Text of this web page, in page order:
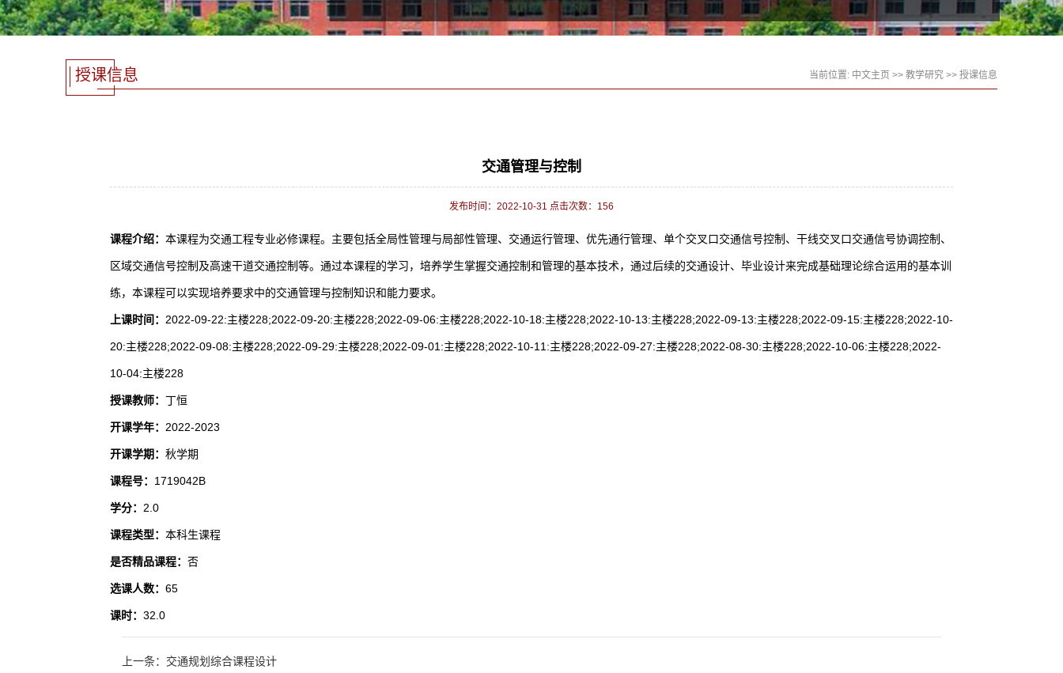
授课信息 当前位置: 中文主页 >> 教学研究 >> 授课信息
交通管理与控制
发布时间：2022-10-31 点击次数： 156
课程介绍： 本课程为交通工程专业必修课程。主要包括全局性管理与局部性管理、交通运行管理、优先通行管理、单个交叉口交通信号控制、干线交叉口交通信号协调控制、
区域交通信号控制及高速干道交通控制等。通过本课程的学习，培养学生掌握交通控制和管理的基本技术，通过后续的交通设计、毕业设计来完成基础理论综合运用的基本训
练，本课程可以实现培养要求中的交通管理与控制知识和能力要求。
上课时间： 2022-09-22:主楼228;2022-09-20:主楼228;2022-09-06:主楼228;2022-10-18:主楼228;2022-10-13:主楼228;2022-09-13:主楼228;2022-09-15:主楼228;2022-10-
20:主楼228;2022-09-08:主楼228;2022-09-29:主楼228;2022-09-01:主楼228;2022-10-11:主楼228;2022-09-27:主楼228;2022-08-30:主楼228;2022-10-06:主楼228;2022-
10-04:主楼228
授课教师： 丁恒
开课学年： 2022-2023
开课学期： 秋学期
课程号： 1719042B
学分： 2.0
课程类型： 本科生课程
是否精品课程： 否
选课人数： 65
课时： 32.0
上一条：交通规划综合课程设计